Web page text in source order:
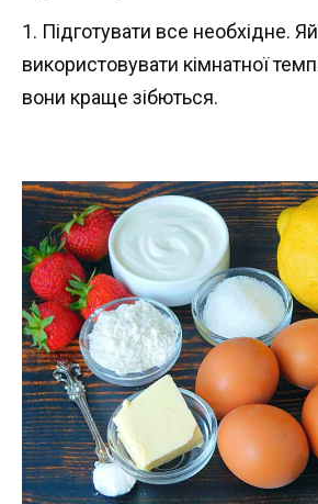
1. Підготувати все необхідне.
використовувати кімнатної
вони краще зібються.